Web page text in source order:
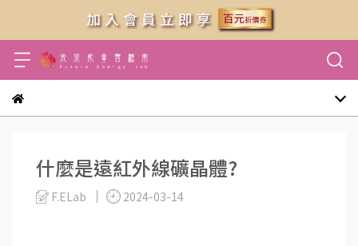
什麼是遠紅外線礦晶體?
F.ELab 2024-03-14